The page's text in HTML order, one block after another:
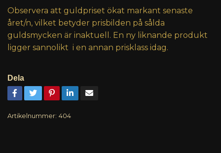
Observera att guldpriset ökat markant senaste
året/n, vilket betyder prisbilden på sålda
guldsmycken är inaktuell. En ny liknande produkt
ligger sannolikt i en annan prisklass idag.
Dela
Artikelnummer: 404